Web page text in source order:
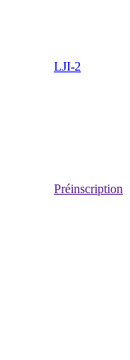
LJI-2
Préinscription